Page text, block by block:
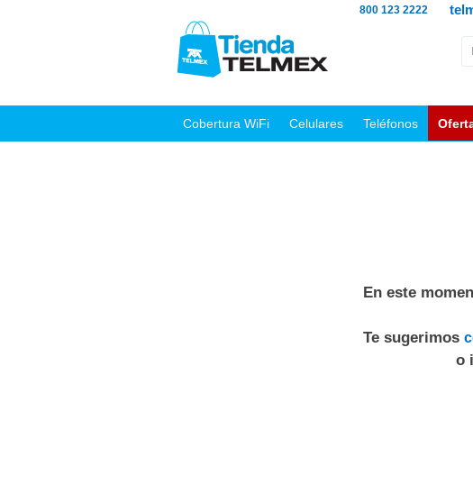
800 123 2222
Cobertura WiFi Celulares Teléfonos
En este
Te sugerimos
o